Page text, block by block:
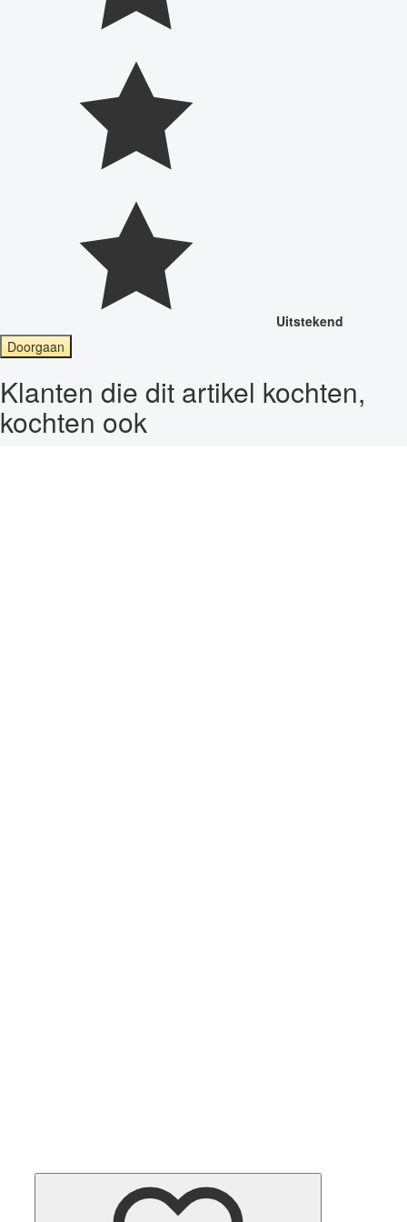
Uitstekend
Doorgaan
Klanten die dit artikel kochten,
kochten ook